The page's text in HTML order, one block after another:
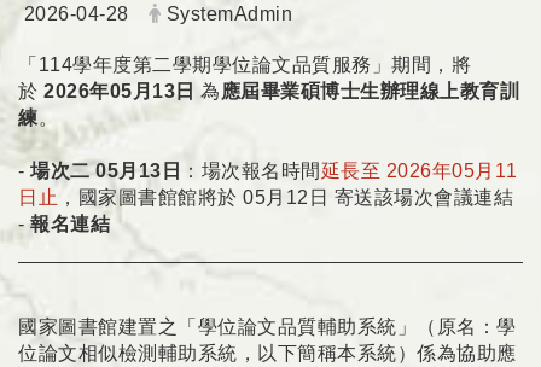
日期：
2026-04-28 發布者：
SystemAdmin
「114學年度第二學期學位論文品質服務」期間，將
於 2026年05月13日 為 應屆畢業碩博士生辦理線上教育訓
練。
- 場次二 05月13日 ：場次報名時間延長至 2026年05月11
日止 ，國家圖書館館將於 05月12日 寄送該場次會議連結
-報名連結
國家圖書館建置之「學位論文品質輔助系統」（原名：學
位論文相似檢測輔助系統，以下簡稱本系統）係為協助應